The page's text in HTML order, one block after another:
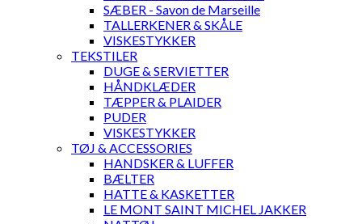
SÆBER - Savon de Marseille
TALLERKENER & SKÅLE
VISKESTYKKER
TEKSTILER
DUGE & SERVIETTER
HÅNDKLÆDER
TÆPPER & PLAIDER
PUDER
VISKESTYKKER
TØJ & ACCESSORIES
HANDSKER & LUFFER
BÆLTER
HATTE & KASKETTER
LE MONT SAINT MICHEL JAKKER